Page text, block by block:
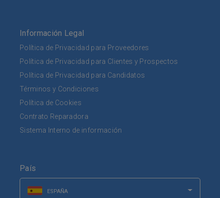
Información Legal
Política de Privacidad para Proveedores
Política de Privacidad para Clientes y Prospectos
Política de Privacidad para Candidatos
Términos y Condiciones
Política de Cookies
Contrato Reparadora
Sistema Interno de información
País
ESPAÑA